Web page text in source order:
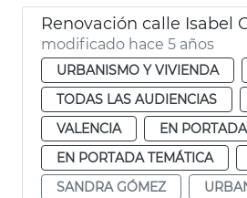
Renovación calle Isabel
modificado hace 5 años
URBANISMO Y VIVIENDA
TODAS LAS AUDIENCIAS
VALENCIA
EN PORTADA
EN PORTADA TEMÁTICA
SANDRA GÓMEZ